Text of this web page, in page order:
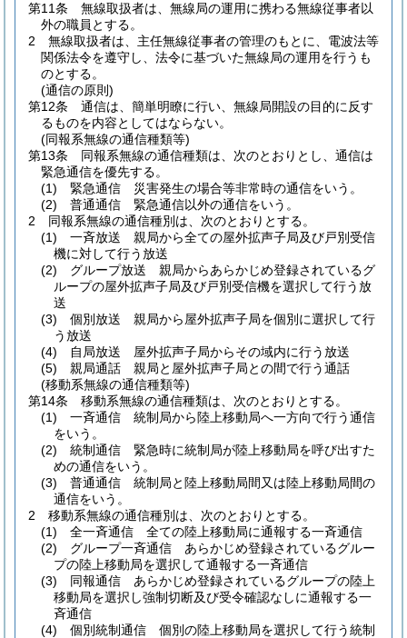
第11条
無線取扱者は、無線局の運用に携わる無線従事者以
外の職員とする。
2
無線取扱者は、主任無線従事者の管理のもとに、電波法等
関係法令を遵守し、法令に基づいた無線局の運用を行うも
のとする。
(通信の原則)
第12条
通信は、簡単明瞭に行い、無線局開設の目的に反す
るものを内容としてはならない。
(同報系無線の通信種類等)
第13条
同報系無線の通信種類は、次のとおりとし、通信は
緊急通信を優先する。
(1)
緊急通信 災害発生の場合等非常時の通信をいう。
(2)
普通通信 緊急通信以外の通信をいう。
2
同報系無線の通信種別は、次のとおりとする。
(1)
一斉放送 親局から全ての屋外拡声子局及び戸別受信
機に対して行う放送
(2)
グループ放送 親局からあらかじめ登録されているグ
ループの屋外拡声子局及び戸別受信機を選択して行う放
送
(3)
個別放送 親局から屋外拡声子局を個別に選択して行
う放送
(4)
自局放送 屋外拡声子局からその域内に行う放送
(5)
親局通話 親局と屋外拡声子局との間で行う通話
(移動系無線の通信種類等)
第14条
移動系無線の通信種類は、次のとおりとする。
(1)
一斉通信 統制局から陸上移動局へ一方向で行う通信
をいう。
(2)
統制通信 緊急時に統制局が陸上移動局を呼び出すた
めの通信をいう。
(3)
普通通信 統制局と陸上移動局間又は陸上移動局間の
通信をいう。
2
移動系無線の通信種別は、次のとおりとする。
(1)
全一斉通信 全ての陸上移動局に通報する一斉通信
(2)
グループ一斉通信 あらかじめ登録されているグルー
プの陸上移動局を選択して通報する一斉通信
(3)
同報通信 あらかじめ登録されているグループの陸上
移動局を選択し強制切断及び受令確認なしに通報する一
斉通信
(4)
個別統制通信 個別の陸上移動局を選択して行う統制